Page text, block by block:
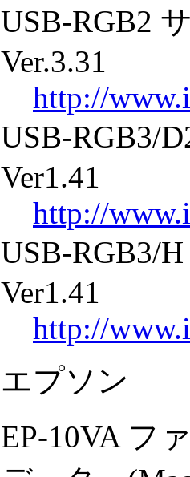
USB-RGB2
Ver.3.31
http://
USB-RGB3/
Ver1.41
http://
USB-RGB3/
Ver1.41
http://
エプソン
EP-10VA フ